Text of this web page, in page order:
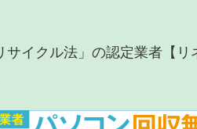
イクル法」の認定業者【